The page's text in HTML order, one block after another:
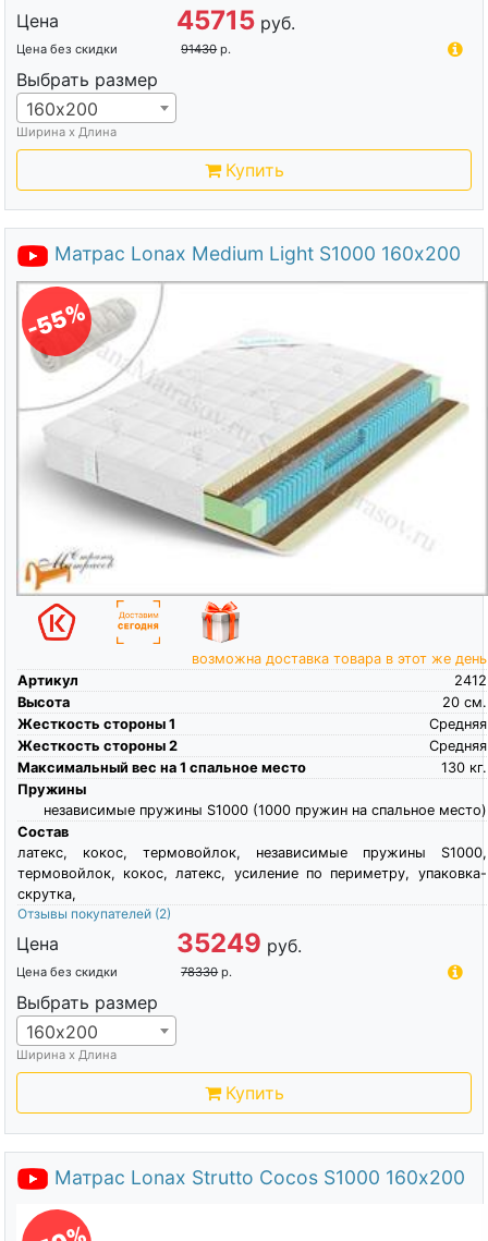
Цена 45715 руб.
Цена без скидки 91430 р.
Выбрать размер
160х200
Ширина х Длина
Купить
Матрас Lonax Medium Light S1000 160х200
-55%
возможна доставка товара в этот же день
Артикул
2412
Высота
см.
20
Жесткость стороны 1
Средняя
Жесткость стороны 2
Средняя
Максимальный вес на 1 спальное место
кг.
130
Пружины
независимые пружины S1000 (1000 пружин на спальное место)
Состав
латекс, кокос, термовойлок, независимые пружины S1000,
термовойлок, кокос, латекс, усиление по периметру, упаковка-
скрутка,
Отзывы покупателей (2)
Цена 35249 руб.
Цена без скидки 78330 р.
Выбрать размер
160х200
Ширина х Длина
Купить
Матрас Lonax Strutto Cocos S1000 160х200